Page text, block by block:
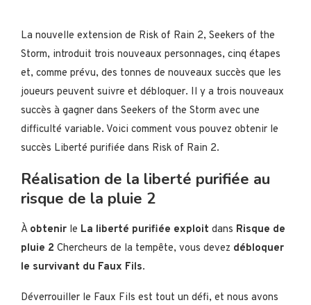
La nouvelle extension de Risk of Rain 2, Seekers of the
Storm, introduit trois nouveaux personnages, cinq étapes
et, comme prévu, des tonnes de nouveaux succès que les
joueurs peuvent suivre et débloquer. Il y a trois nouveaux
succès à gagner dans Seekers of the Storm avec une
difficulté variable. Voici comment vous pouvez obtenir le
succès Liberté purifiée dans Risk of Rain 2.
Réalisation de la liberté purifiée au
risque de la pluie 2
À obtenir le La liberté purifiée exploit dans Risque de
pluie 2 Chercheurs de la tempête, vous devez débloquer
le survivant du Faux Fils.
Déverrouiller le Faux Fils est tout un défi, et nous avons